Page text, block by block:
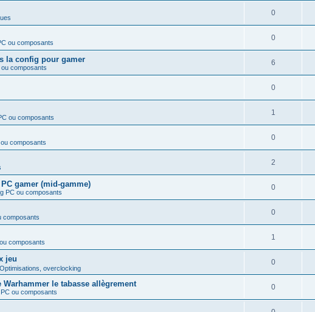
0
ou composants
0
la config pour gamer
composants
6
0
ou composants
1
composants
0
2
gamer (mid-gamme)
PC ou composants
0
composants
0
composants
1
jeu
Optimisations, overclocking
0
le tabasse allègrement
ou composants
0